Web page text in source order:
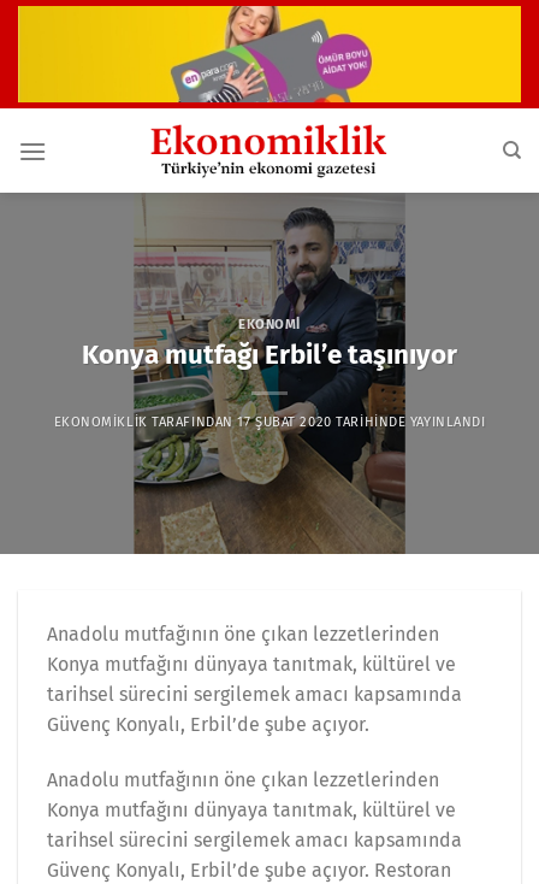
EKONOMI
Konya mutfağı Erbil’e taşınıyor
EKONOMIKLIK TARAFINDAN 17 ŞUBAT 2020 TARIHINDE YAYINLANDI
Anadolu mutfağının öne çıkan lezzetlerinden
Konya mutfağını dünyaya tanıtmak, kültürel ve
tarihsel sürecini sergilemek amacı kapsamında
Güvenç Konyalı, Erbil’de şube açıyor.
Anadolu mutfağının öne çıkan lezzetlerinden
Konya mutfağını dünyaya tanıtmak, kültürel ve
tarihsel sürecini sergilemek amacı kapsamında
Güvenç Konyalı, Erbil’de şube açıyor. Restoran